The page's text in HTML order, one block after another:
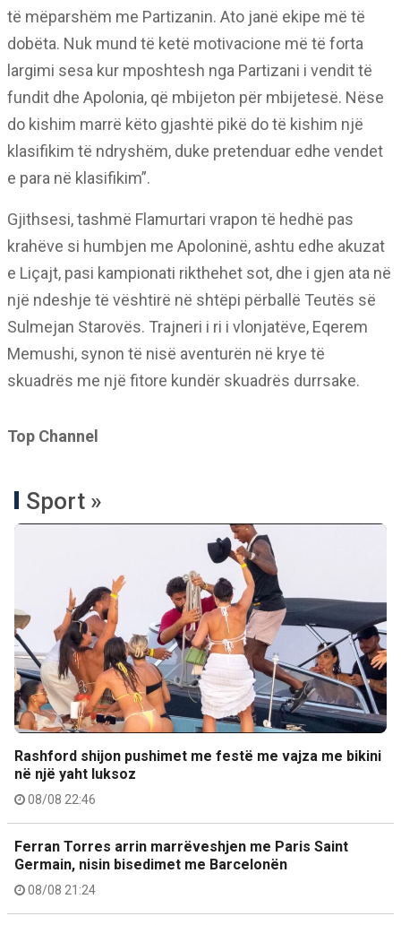
të mëparshëm me Partizanin. Ato janë ekipe më të
dobëta. Nuk mund të ketë motivacione më të forta
largimi sesa kur mposhtesh nga Partizani i vendit të
fundit dhe Apolonia, që mbijeton për mbijetesë. Nëse
do kishim marrë këto gjashtë pikë do të kishim një
klasifikim të ndryshëm, duke pretenduar edhe vendet
e para në klasifikim”.
Gjithsesi, tashmë Flamurtari vrapon të hedhë pas
krahëve si humbjen me Apoloninë, ashtu edhe akuzat
e Liçajt, pasi kampionati rikthehet sot, dhe i gjen ata në
një ndeshje të vështirë në shtëpi përballë Teutës së
Sulmejan Starovës. Trajneri i ri i vlonjatëve, Eqerem
Memushi, synon të nisë aventurën në krye të
skuadrës me një fitore kundër skuadrës durrsake.
Top Channel
Sport »
Rashford shijon pushimet me festë me vajza me bikini
në një yaht luksoz
08/08 22:46
Ferran Torres arrin marrëveshjen me Paris Saint
Germain, nisin bisedimet me Barcelonën
08/08 21:24